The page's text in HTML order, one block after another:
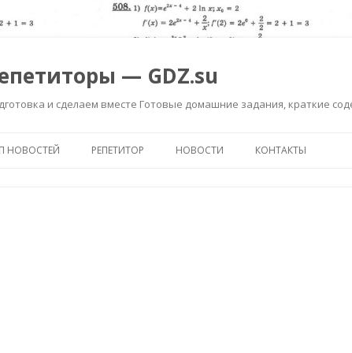
— GDZ.su
и сделаем вместе Готовые домашние задания, краткие
НОВОСТЕЙ РЕПЕТИТОР НОВОСТИ КОНТАКТЫ